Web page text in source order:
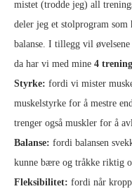
mistet (trodde jeg) all
deler jeg et stolprogram som
balanse. I tillegg vil
da har vi med mine 4
Styrke: fordi vi mister
muskelstyrke for å mestre
trenger også muskler for å
Balanse: fordi balansen
kunne bære og tråkke riktig
Fleksibilitet: fordi når